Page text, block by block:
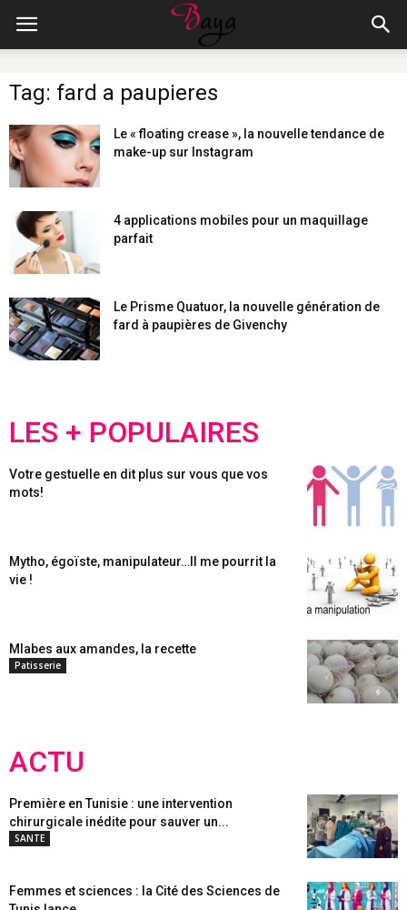
Tag: fard a paupieres
Le « floating crease », la nouvelle tendance de
make-up sur Instagram
4 applications mobiles pour un maquillage
parfait
Le Prisme Quatuor, la nouvelle génération de
fard à paupières de Givenchy
LES + POPULAIRES
Votre gestuelle en dit plus sur vous que vos
mots!
Mytho, égoïste, manipulateur…Il me pourrit la
vie !
Mlabes aux amandes, la recette
Patisserie
ACTU
Première en Tunisie : une intervention
chirurgicale inédite pour sauver un...
SANTE
Femmes et sciences : la Cité des Sciences de